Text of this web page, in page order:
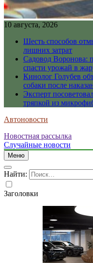
10 августа, 2026
Шесть способов
лишних затрат
Садовод Воронова:
спасти урожай в
Кинолог Голубев
собаки после
Эксперт
тряпкой из
Автоновости
Новостная рассылка
Случайные новости
Меню
Найти:
Заголовки